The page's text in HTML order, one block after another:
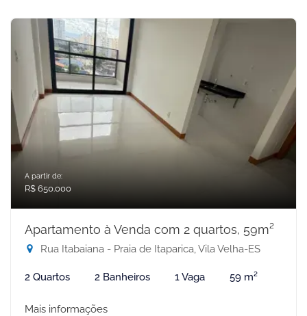
A partir de:
R$ 650.000
Apartamento à Venda com 2 quartos, 59m²
Rua Itabaiana - Praia de Itaparica, Vila Velha-ES
2 Quartos 2 Banheiros 1 Vaga 59 m²
Mais informações